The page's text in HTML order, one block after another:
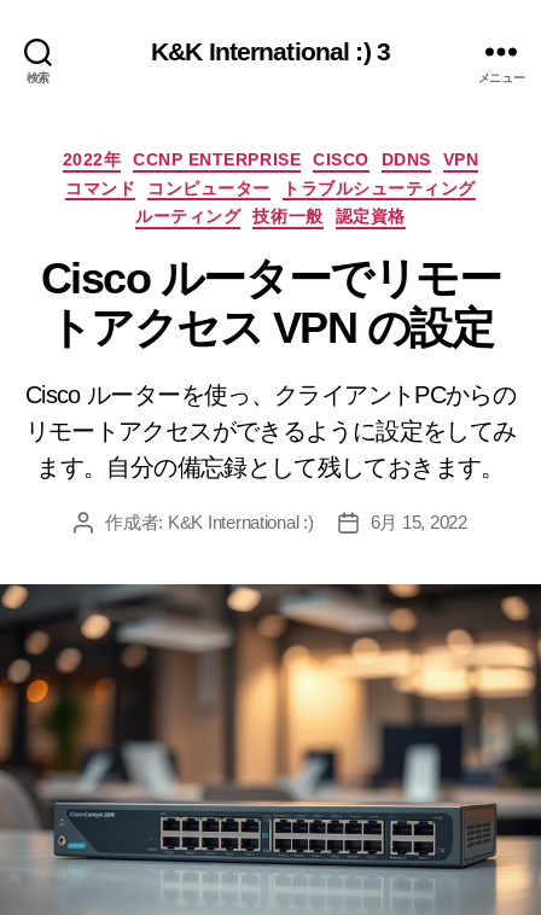
検索
K&K International :) 3
メニュー
カ
テ
ゴ
リ
ー
2022年 CCNP ENTERPRISE CISCO DDNS
VPN
コマンド
コンピューター
トラブルシューティング
ルーティング
技術一般 認定資格
Cisco ルーターでリモー
トアクセス VPN の設定
Cisco ルーターを使っ、クライアントPCからの
リモートアクセスができるように設定をしてみ
ます。自分の備忘録として残しておきます。
投 作成者: K&K International :)
投 6月 15, 2022